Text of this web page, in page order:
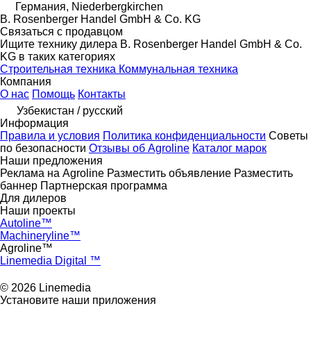
Германия, Niederbergkirchen
B. Rosenberger Handel GmbH & Co. KG
Связаться с продавцом
Ищите технику дилера B. Rosenberger Handel GmbH & Co.
KG в таких категориях
Строительная техника Коммунальная техника
Компания
О нас Помощь Контакты
Узбекистан / русский
Информация
Правила и условия Политика конфиденциальности Советы
по безопасности Отзывы об Agroline Каталог марок
Наши предложения
Реклама на Agroline Разместить объявление Разместить
баннер Партнерская программа
Для дилеров
Наши проекты
Autoline™
Machineryline™
Agroline™
Linemedia Digital ™
© 2026 Linemedia
Установите наши приложения